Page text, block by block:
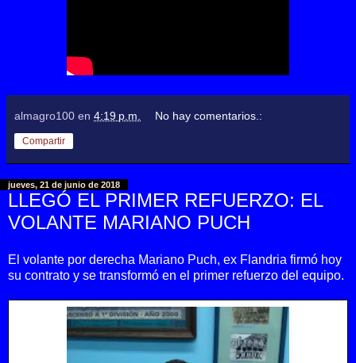
almagro100 en 4:19 p.m. No hay comentarios.:
Compartir
jueves, 21 de junio de 2018
LLEGÓ EL PRIMER REFUERZO: EL
VOLANTE MARIANO PUCH
El volante por derecha Mariano Puch, ex Flandria firmó hoy
su contrato y se transformó en el primer refuerzo del equipo.